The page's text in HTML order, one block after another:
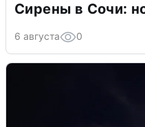
Сирены в Сочи:
6 августа 0